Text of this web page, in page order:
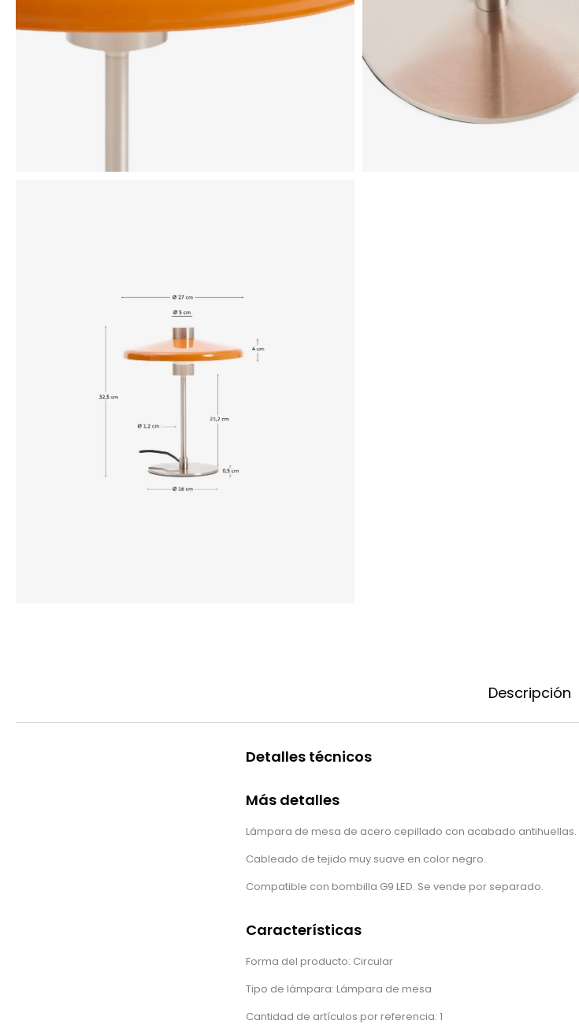
Descripción
Detalles técnicos
Más detalles
Lámpara de mesa de acero cepillado con acabado antihuellas.
Cableado de tejido muy suave en color negro.
Compatible con bombilla G9 LED. Se vende por separado.
Características
Forma del producto: Circular
Tipo de lámpara: Lámpara de mesa
Cantidad de artículos por referencia: 1